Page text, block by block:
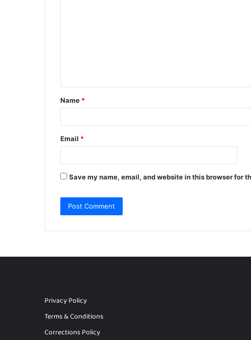
t
*
Name *
Email *
Save my name, email, and website in this browser for
Privacy Policy
Terms & Conditions
Corrections Policy